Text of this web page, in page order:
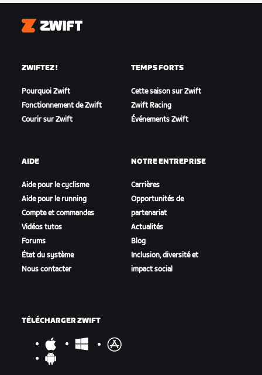
Zwift
ZWIFTEZ !
Pourquoi Zwift
Fonctionnement de Zwift
Courir sur Zwift
TEMPS FORTS
Cette saison sur Zwift
Zwift Racing
Événements Zwift
AIDE
Aide pour le cyclisme
Aide pour le running
Compte et commandes
Vidéos tutos
Forums
État du système
Nous contacter
NOTRE ENTREPRISE
Carrières
Opportunités de
partenariat
Actualités
Blog
Inclusion, diversité et
impact social
TÉLÉCHARGER ZWIFT